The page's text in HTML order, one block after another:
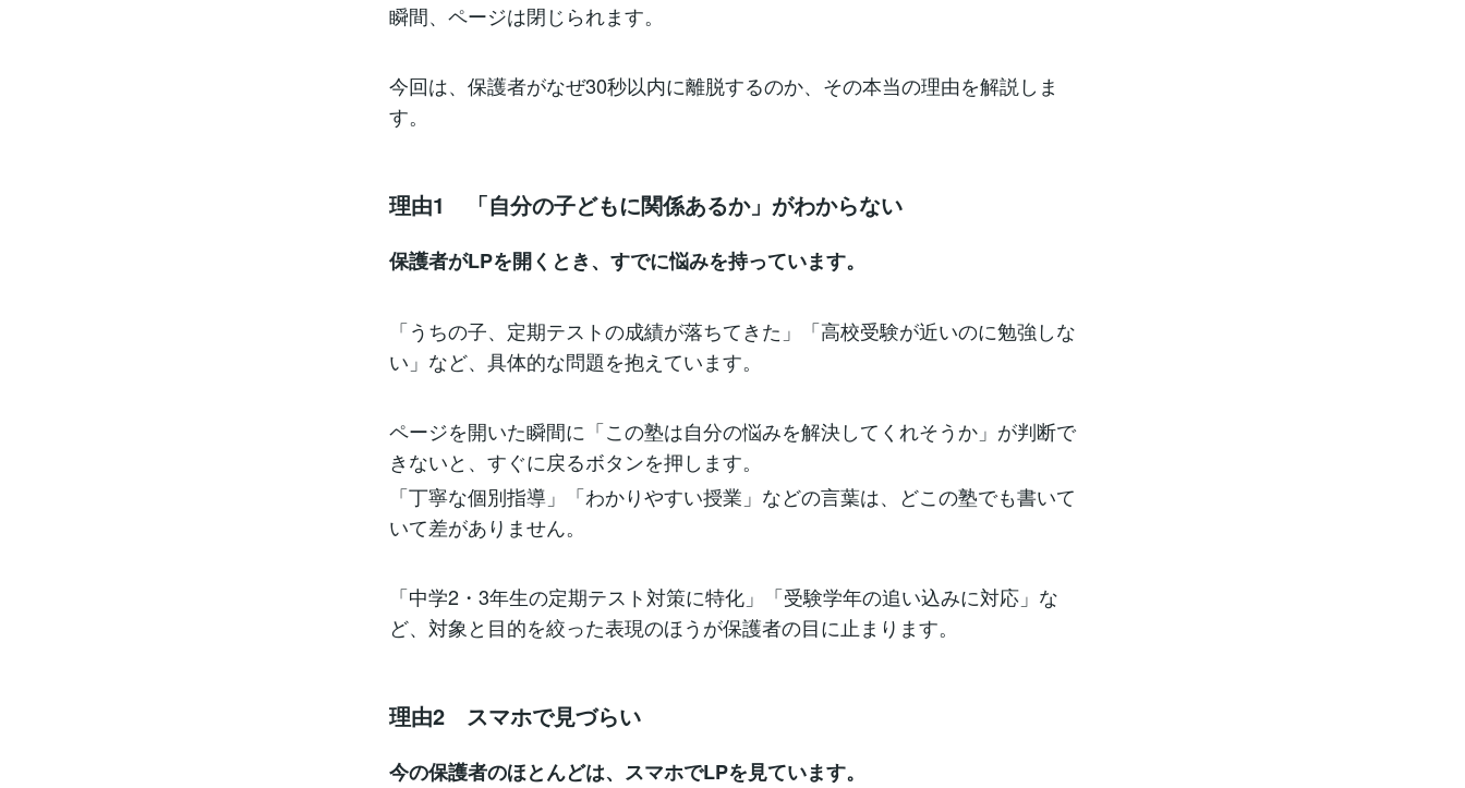
瞬間、ページは閉じられます。
今回は、保護者がなぜ30秒以内に離脱するのか、その本当の理由を解説しま
す。
理由1 「自分の子どもに関係あるか」がわからない
保護者がLPを開くとき、すでに悩みを持っています。
「うちの子、定期テストの成績が落ちてきた」「高校受験が近いのに勉強しな
い」など、具体的な問題を抱えています。
ページを開いた瞬間に「この塾は自分の悩みを解決してくれそうか」が判断で
きないと、すぐに戻るボタンを押します。
「丁寧な個別指導」「わかりやすい授業」などの言葉は、どこの塾でも書いて
いて差がありません。
「中学2・3年生の定期テスト対策に特化」「受験学年の追い込みに対応」な
ど、対象と目的を絞った表現のほうが保護者の目に止まります。
理由2 スマホで見づらい
今の保護者のほとんどは、スマホでLPを見ています。